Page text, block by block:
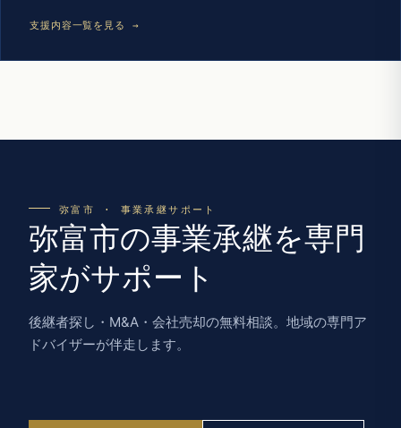
支援内容一覧を見る →
弥富市 · 事業承継サポート
弥富市の事業承継を専門
家がサポート
後継者探し・M&A・会社売却の無料相談。地域の専門ア
ドバイザーが伴走します。